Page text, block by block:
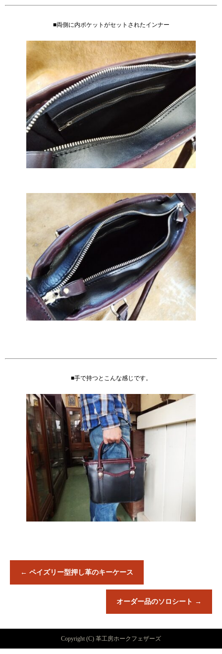
■両側に内ポケットがセットされたインナー
■手で持つとこんな感じです。
← ペイズリー型押し革のキーケース
オーダー品のソロシート →
Copyright (C) 革工房ホークフェザーズ